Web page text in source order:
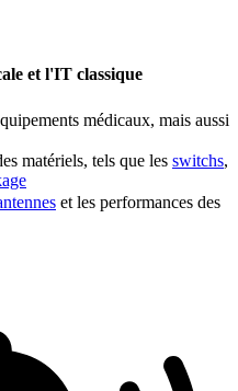
et l'IT classique
médicaux, mais aussi
matériels, tels que les switchs,
et les performances des